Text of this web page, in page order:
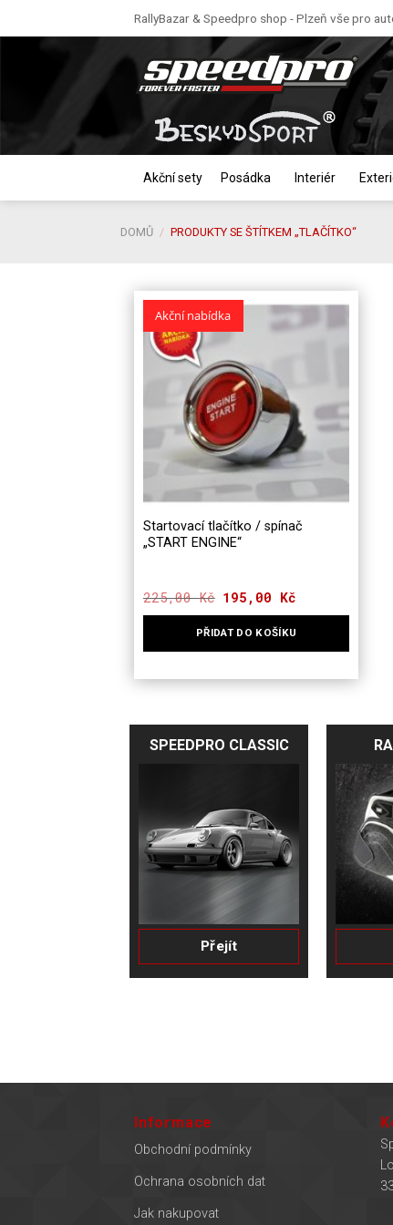
to
RallyBazar & Speedpro shop - Plzeň vše pro
Akční sety Posádka Interiér
DOMŮ / PRODUKTY SE ŠTÍTKEM „TLAČÍTKO“
Akční nabídka
Startovací tlačítko / spínač
„START ENGINE“
225,00Kč Původní
cena
225,00 Kč.
195,00 Kč
PŘIDAT DO KOŠÍKU
SPEEDPRO CLASSIC
Přejít
Informace
Obchodní podmínky
Ochrana osobních dat
Jak nakupovat